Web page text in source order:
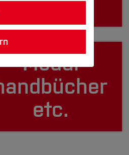
Modul
etc.